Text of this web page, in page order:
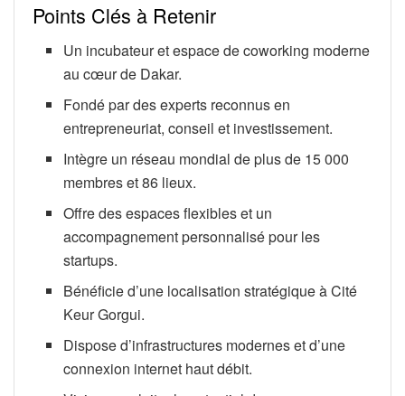
Points Clés à Retenir
Un incubateur et espace de coworking moderne
au cœur de Dakar.
Fondé par des experts reconnus en
entrepreneuriat, conseil et investissement.
Intègre un réseau mondial de plus de 15 000
membres et 86 lieux.
Offre des espaces flexibles et un
accompagnement personnalisé pour les
startups.
Bénéficie d’une localisation stratégique à Cité
Keur Gorgui.
Dispose d’infrastructures modernes et d’une
connexion internet haut débit.